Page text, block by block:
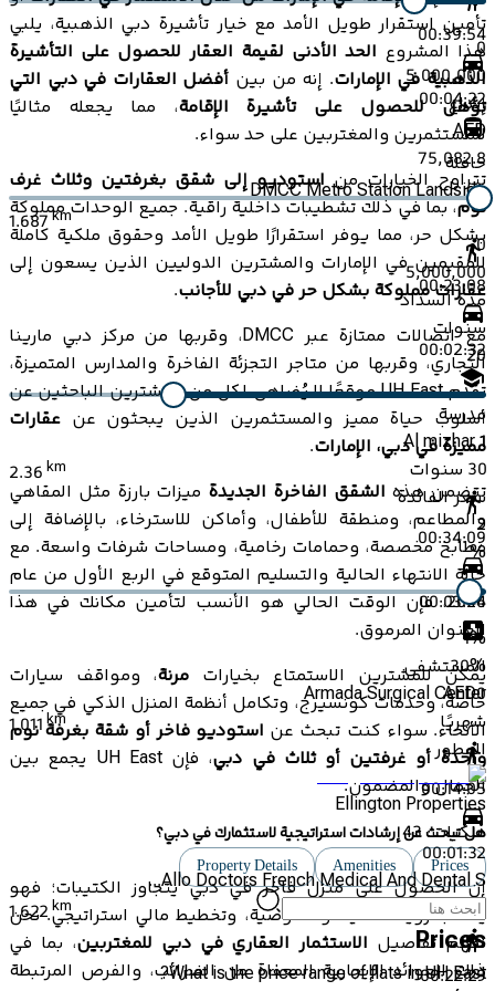
تأمين استقرار طويل الأمد مع خيار تأشيرة دبي الذهبية، يلبي
هذا المشروع الحد الأدنى لقيمة العقار للحصول على التأشيرة
الذهبية في الإمارات. إنه من بين أفضل العقارات في دبي التي
تؤهل للحصول على تأشيرة الإقامة، مما يجعله مثاليًا
للمستثمرين والمغتربين على حد سواء.
تتراوح الخيارات مناستوديو إلى شقق بغرفتين وثلاث غرف
نوم، بما في ذلك تشطيبات داخلية راقية. جميع الوحدات مملوكة
بشكل حر، مما يوفر استقرارًا طويل الأمد وحقوق ملكية كاملة
للمقيمين في الإمارات والمشترين الدوليين الذين يسعون إلى
عقارات مملوكة بشكل حر في دبي للأجانب.
مع اتصالات ممتازة عبر DMCC، وقربها من مركز دبي مارينا
التجاري، وقربها من متاجر التجزئة الفاخرة والمدارس المتميزة،
تقدم UH East موقعًا لا يُضاهى لكل من المشترين الباحثين عن
أسلوب حياة مميز والمستثمرين الذين يبحثون عن عقارات
مميزة في دبي، الإمارات.
تتضمن هذه الشقق الفاخرة الجديدة ميزات بارزة مثل المقاهي
والمطاعم، ومنطقة للأطفال، وأماكن للاسترخاء، بالإضافة إلى
مطابخ مخصصة، وحمامات رخامية، ومساحات شرفات واسعة. مع
حالة الانتهاء الحالية والتسليم المتوقع في الربع الأول من عام
2026، فإن الوقت الحالي هو الأنسب لتأمين مكانك في هذا
العنوان المرموق.
يمكن للمشترين الاستمتاع بخيارات مرنة، ومواقف سيارات
خاصة، وخدمات كونسيرج، وتكامل أنظمة المنزل الذكي في جميع
الأنحاء. سواء كنت تبحث عن استوديو فاخر أو شقة بغرفة نوم
واحدة أو غرفتين أو ثلاث في دبي
، فإن UH East يجمع بين
الجمال والمضمون.
هل تبحث عن إرشادات استراتيجية لاستثمارك في دبي؟
إن الحصول على منزل فاخر في دبي يتجاوز الكتيبات؛ فهو
يتطلب رؤية عالمية، وخصوصية، وتخطيط مالي استراتيجي. نحن
نفهم تفاصيل الاستثمار العقاري في دبي للمغتربين، بما في
ذلك العوائد الإيجارية المعفاة من الضرائب، والفرص المرتبطة
00:39:54
00:04:22
حافلة
DMCC Metro Station Landside
1.687km
00:23:08
00:02:32
مدرسة
Al mizhar 1
2.36 km
00:34:09
00:03:44
المستشفى
Armada Surgical Center
1.011 km
00:14:05
00:01:32
Allo Doctors French Medical And Dental S...
1.622km
00:22:29
0
5,000,000
إيداع
AED
75,082.8
0
5,000,000
مدة السداد
سنوات
20
1
30 سنوات
سعر الفائدة
2
%
1%
30%
AED0
شهريًا
المطور
Ellington Properties
ملكيات:43
Prices
Amenities
Property Details
Prices
What is the price range of flats in UH East?